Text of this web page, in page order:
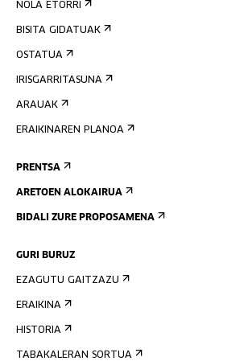
NOLA ETORRI
BISITA GIDATUAK
OSTATUA
IRISGARRITASUNA
ARAUAK
ERAIKINAREN PLANOA
PRENTSA
ARETOEN ALOKAIRUA
BIDALI ZURE PROPOSAMENA
GURI BURUZ
EZAGUTU GAITZAZU
ERAIKINA
HISTORIA
TABAKALERAN SORTUA